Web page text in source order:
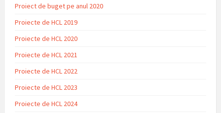
Proiect de buget pe anul 2020
Proiecte de HCL 2019
Proiecte de HCL 2020
Proiecte de HCL 2021
Proiecte de HCL 2022
Proiecte de HCL 2023
Proiecte de HCL 2024